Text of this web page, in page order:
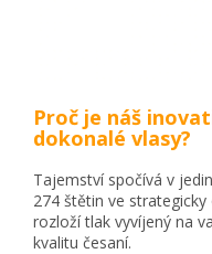
Proč je náš
dokonalé vlasy?
Tajemství spočívá v
274 štětin ve
rozloží tlak vyvíjený na
kvalitu česaní.